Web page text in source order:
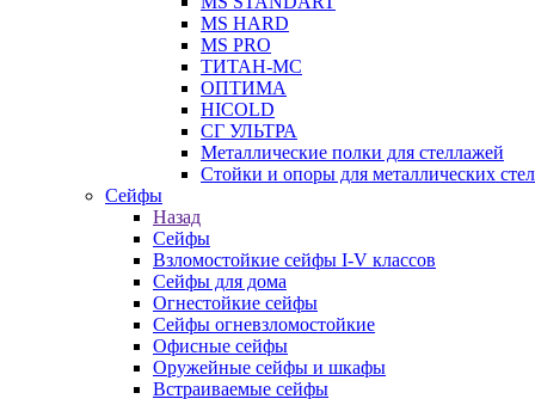
MS HARD
MS PRO
ТИТАН-МС
ОПТИМА
HICOLD
СГ УЛЬТРА
Металлические полки для стеллажей
Стойки и опоры для металлических
Сейфы
Назад
Сейфы
Взломостойкие сейфы I-V классов
Сейфы для дома
Огнестойкие сейфы
Сейфы огневзломостойкие
Офисные сейфы
Оружейные сейфы и шкафы
Встраиваемые сейфы